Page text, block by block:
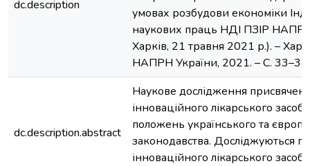
dc.description
умовах розбудови економіки
наукових праць НДІ ПЗІР
Харків, 21 травня 2021 р.). –
НАПРН України, 2021. – С. 33–38
dc.description.abstract
Наукове дослідження
інноваційного лікарського
положень українського та
законодавства. Досліджуються
інноваційного лікарського